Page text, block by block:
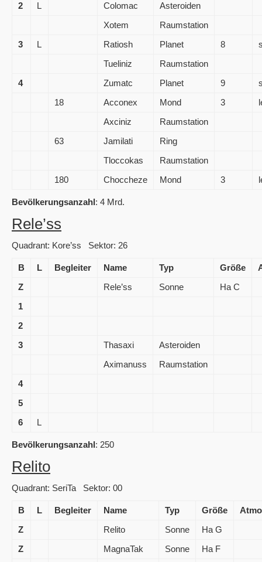
2
L Colomac
Asteroiden
Xotem
Raumstation
3
L Ratiosh Planet 8
Tueliniz
Raumstation
4
Zumatc Planet 9
18
Acconex Mond 3
Axciniz
Raumstation
63
Jamilati
Ring
Tloccokas
Raumstation
180
Choccheze Mond 3
Bevölkerungsanzahl: 4 Mrd.
Rele’ss
Quadrant: Kore’ss Sektor: 26
B L Begleiter Name Typ Größe
Z
Rele’ss Sonne
Ha C
1
2
3
Thasaxi
Asteroiden
Aximanuss
Raumstation
4
5
6
L
Bevölkerungsanzahl: 250
Relito
Quadrant: SeriTa Sektor: 00
B L Begleiter Name Typ Größe
Z
Relito Sonne
Ha G
Z
MagnaTak Sonne
Ha F